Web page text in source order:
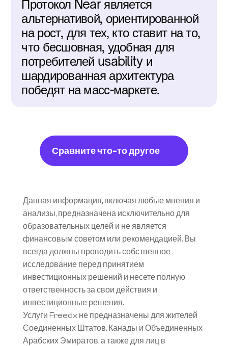
Протокол Near является
альтернативой, ориентированной
на рост, для тех, кто ставит на то,
что бесшовная, удобная для
потребителей usability и
шардированная архитектура
победят на масс-маркете.
Сравните что-то другое
Данная информация, включая любые мнения и
анализы, предназначена исключительно для
образовательных целей и не является
финансовым советом или рекомендацией. Вы
всегда должны проводить собственное
исследование перед принятием
инвестиционных решений и несете полную
ответственность за свои действия и
инвестиционные решения.
Услуги Freedx не предназначены для жителей
Соединенных Штатов, Канады и Объединенных
Арабских Эмиратов, а также для лиц в